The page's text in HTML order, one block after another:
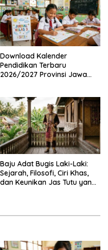
Download Kalender
Pendidikan Terbaru
2026/2027 Provinsi Jawa
Manfaatnya
Baju Adat Bugis Laki-Laki:
Sejarah, Filosofi, Ciri Khas,
dan Keunikan Jas Tutu yang